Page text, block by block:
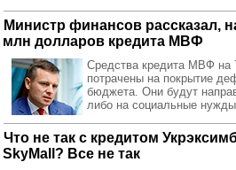
Министр финансов рассказал,
млн долларов кредита МВФ
Средства кредита МВФ на
потрачены на покрытие
бюджета. Они будут
либо на социальные
Что не так с кредитом
SkyMall? Все не так